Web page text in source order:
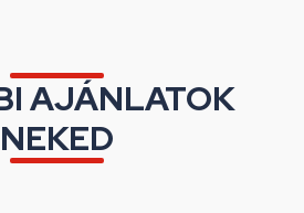
AJÁNLATOK
NEKED